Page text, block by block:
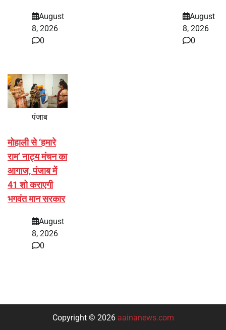
August
8, 2026
0
August
8, 2026
0
पंजाब
मोहाली से ‘हमारे
राम’ नाट्य मंचन का
आगाज, पंजाब में
41 शो कराएगी
भगवंत मान सरकार
August
8, 2026
0
Copyright © 2026 aainanews.com